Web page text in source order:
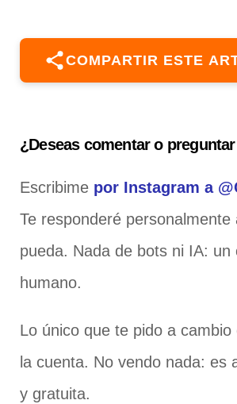
COMPARTIR ESTE
¿Deseas comentar o
Escribime por Instagram a
Te responderé personalmente
pueda. Nada de bots ni IA: un
humano.
Lo único que te pido a cambio
la cuenta. No vendo nada: es
y gratuita.